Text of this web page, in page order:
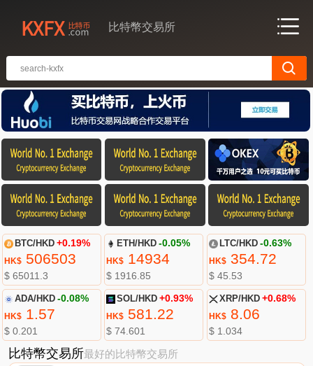
比特幣交易所
BTC/HKD +0.19%
HK$506503
$ 65011.3
ETH/HKD -0.05%
HK$ 14934
$ 1916.85
LTC/HKD -0.63%
HK$354.72
$ 45.53
ADA/HKD -0.08%
HK$1.57
$ 0.201
SOL/HKD +0.93%
HK$ 581.22
$ 74.601
XRP/HKD +0.68%
HK$8.06
$ 1.034
比特幣交易所最好的比特幣交易所